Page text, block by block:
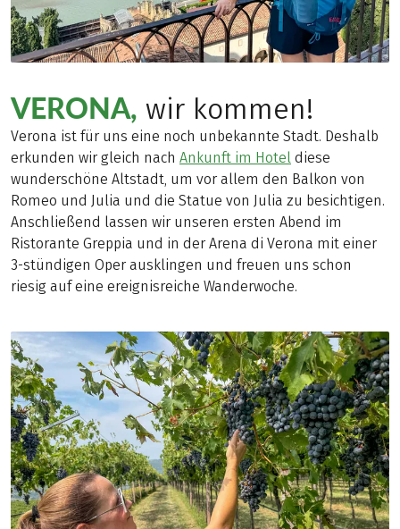
VERONA, wir kommen!
Verona ist für uns eine noch unbekannte Stadt. Deshalb
erkunden wir gleich nach Ankunft im Hotel diese
wunderschöne Altstadt, um vor allem den Balkon von
Romeo und Julia und die Statue von Julia zu besichtigen.
Anschließend lassen wir unseren ersten Abend im
Ristorante Greppia und in der Arena di Verona mit einer
3-stündigen Oper ausklingen und freuen uns schon
riesig auf eine ereignisreiche Wanderwoche.